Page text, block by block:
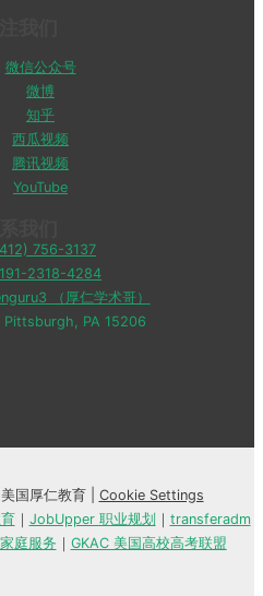
微信公众号
微博
知乎
西瓜视频
腾讯视频
YouTube
756-3137
2318-4284
（厚仁学术哥）
Pittsburgh, PA 15206
国厚仁教育 | Cookie Settings
｜ JobUpper 职业规划 ｜ transferadm
庭服务 ｜ GKAC 美国高校高考联盟